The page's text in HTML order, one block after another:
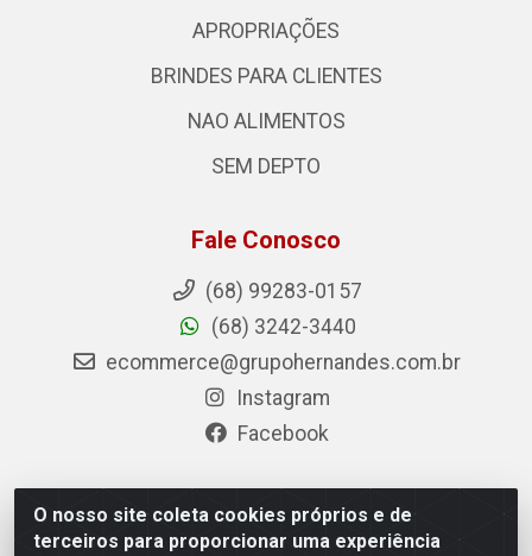
O nosso site coleta cookies próprios e de
terceiros para proporcionar uma experiência
APROPRIAÇÕES
BRINDES PARA CLIENTES
NAO ALIMENTOS
SEM DEPTO
Fale Conosco
(68) 99283-0157
(68) 3242-3440
ecommerce@grupohernandes.com.br
Instagram
Facebook
Hernandes - Atacado e Distribuições - Rodovia